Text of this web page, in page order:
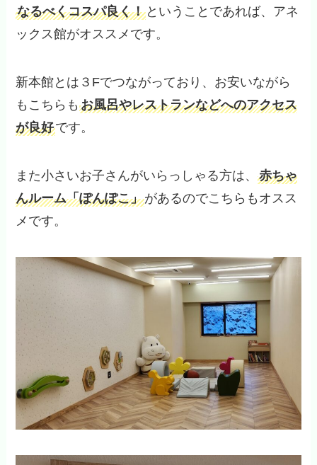
なるべくコスパ良く！ ということであれば、アネ
ックス館がオススメです。
新本館とは３Fでつながっており、お安いながら
もこちらもお風呂やレストランなどへのアクセス
が良好です。
また小さいお子さんがいらっしゃる方は、赤ちゃ
んルーム「ぽんぽこ」があるのでこちらもオスス
メです。